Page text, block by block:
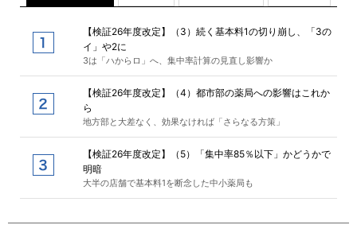
【検証26年度改定】（3）続く基本料1の切り崩し、「3の
イ」や2に
3は「ハからロ」へ、集中率計算の見直し影響か
【検証26年度改定】（4）都市部の薬局への影響はこれか
ら
地方部と大差なく、効果なければ「さらなる方策」
【検証26年度改定】（5）「集中率85％以下」かどうかで
明暗
大半の店舗で基本料1を断念した中小薬局も